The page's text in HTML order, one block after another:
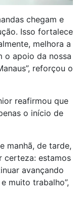
chegam e
Isso fortalece
melhora a
o apoio da nossa
reforçou o
reafirmou que
o início de
manhã, de tarde,
certeza: estamos
avançando
muito trabalho”,